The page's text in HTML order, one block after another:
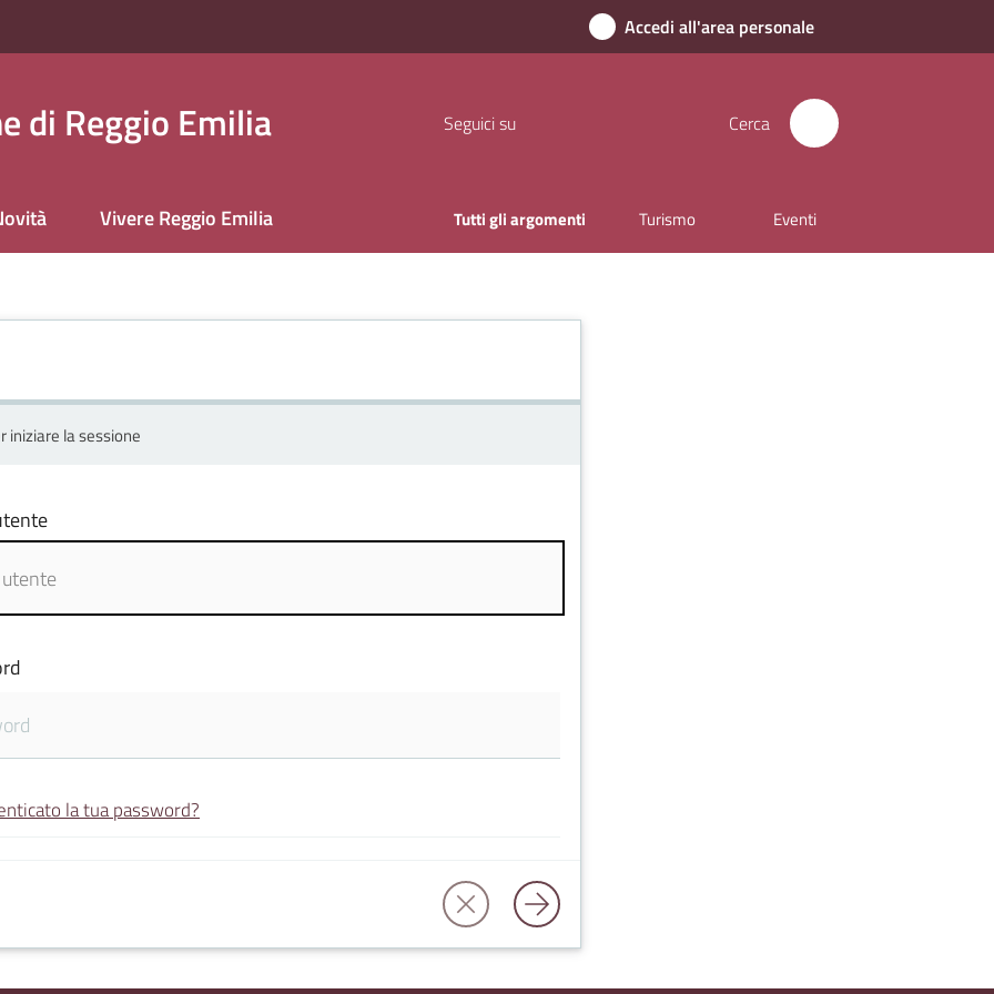
Accedi all'area personale
di Reggio Emilia Seguici su Cerca
Vivere Reggio Emilia Tutti gli argomenti Turismo Eventi
iniziare la sessione
la tua password?